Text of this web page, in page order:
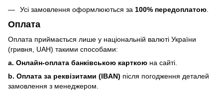
Усі замовлення оформлюються за 100% передоплатою
Оплата
Оплата приймається лише у національній валюті України
(гривня, UAH) такими способами:
a. Онлайн-оплата банківською карткою на сайті.
b. Оплата за реквізитами (IBAN) після погодження деталей
замовлення з менеджером.